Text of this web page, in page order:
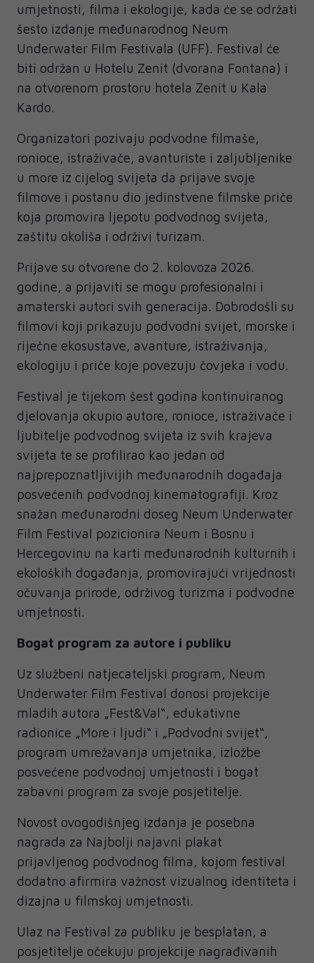
umjetnosti, filma i ekologije, kada će se održati
šesto izdanje međunarodnog Neum
Underwater Film Festivala (UFF). Festival će
biti održan u Hotelu Zenit (dvorana Fontana) i
na otvorenom prostoru hotela Zenit u Kala
Kardo.
Organizatori pozivaju podvodne filmaše,
ronioce, istraživače, avanturiste i zaljubljenike
u more iz cijelog svijeta da prijave svoje
filmove i postanu dio jedinstvene filmske priče
koja promovira ljepotu podvodnog svijeta,
zaštitu okoliša i održivi turizam.
Prijave su otvorene do 2. kolovoza 2026.
godine, a prijaviti se mogu profesionalni i
amaterski autori svih generacija. Dobrodošli su
filmovi koji prikazuju podvodni svijet, morske i
riječne ekosustave, avanture, istraživanja,
ekologiju i priče koje povezuju čovjeka i vodu.
Festival je tijekom šest godina kontinuiranog
djelovanja okupio autore, ronioce, istraživače i
ljubitelje podvodnog svijeta iz svih krajeva
svijeta te se profilirao kao jedan od
najprepoznatljivijih međunarodnih događaja
posvećenih podvodnoj kinematografiji. Kroz
snažan međunarodni doseg Neum Underwater
Film Festival pozicionira Neum i Bosnu i
Hercegovinu na karti međunarodnih kulturnih i
ekoloških događanja, promovirajući vrijednosti
očuvanja prirode, održivog turizma i podvodne
umjetnosti.
Bogat program za autore i publiku
Uz službeni natjecateljski program, Neum
Underwater Film Festival donosi projekcije
mladih autora „Fest&Val“, edukativne
radionice „More i ljudi“ i „Podvodni svijet“,
program umrežavanja umjetnika, izložbe
posvećene podvodnoj umjetnosti i bogat
zabavni program za svoje posjetitelje.
Novost ovogodišnjeg izdanja je posebna
nagrada za Najbolji najavni plakat
prijavljenog podvodnog filma, kojom festival
dodatno afirmira važnost vizualnog identiteta i
dizajna u filmskoj umjetnosti.
Ulaz na Festival za publiku je besplatan, a
posjetitelje očekuju projekcije nagrađivanih